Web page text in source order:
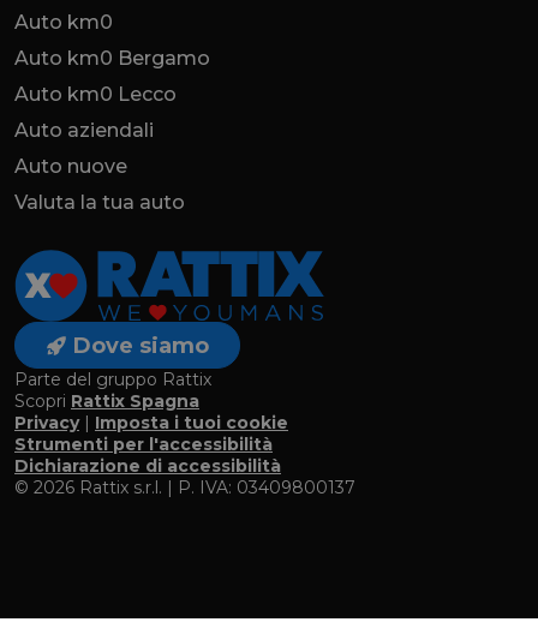
Auto km0
Auto km0 Bergamo
Auto km0 Lecco
Auto aziendali
Auto nuove
Valuta la tua auto
Dove siamo
Parte del gruppo Rattix
Scopri Rattix Spagna
Privacy| Imposta i tuoi cookie
Strumenti per l'accessibilità
Dichiarazione di accessibilità
© 2026 Rattix s.r.l. | P. IVA: 03409800137